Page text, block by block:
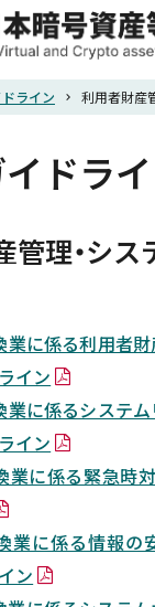
ン
ドライン 利用者財産
イドラ
管理・シ
業に係る利用者
イン
業に係るシステ
イン
業に係る緊急時
業に係る情報の
ン